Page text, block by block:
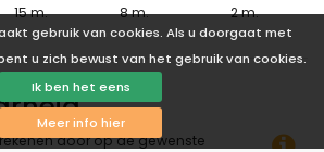
gebruik van cookies. Als u doorgaat met
u zich bewust van het gebruik van cookies.
Ik ben het eens
Meer info hier
15 m.
8 m.
2 m.
door op de gewenste